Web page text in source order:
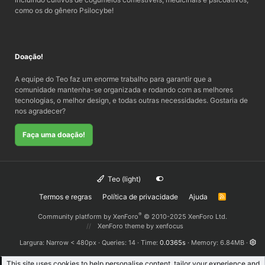
como os do gênero Psilocybe!
Doação!
A equipe do Teo faz um enorme trabalho para garantir que a
comunidade mantenha-se organizada e rodando com as melhores
tecnologias, o melhor design, e todas outras necessidades. Gostaria de
nos agradecer?
Faça uma doação!
Teo (light)
Termos e regras
Política de privacidade Ajuda
R
Community platform by XenForo® © 2010-2025 XenForo Ltd.
XenForo theme by xenfocus
Largura
Queries 14 Time 0.0365s Memory 6.84MB